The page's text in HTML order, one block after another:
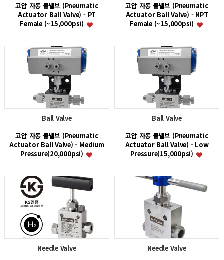
고압 자동 볼밸브 (Pneumatic
Actuator Ball Valve) - PT
Female (~15,000psi)
고압 자동 볼밸브 (Pneumatic
Actuator Ball Valve) - NPT
Female (~15,000psi)
Ball Valve
고압 자동 볼밸브 (Pneumatic
Actuator Ball Valve) - Medium
Pressure(20,000psi)
Ball Valve
고압 자동 볼밸브 (Pneumatic
Actuator Ball Valve) - Low
Pressure(15,000psi)
Needle Valve
Needle Valve